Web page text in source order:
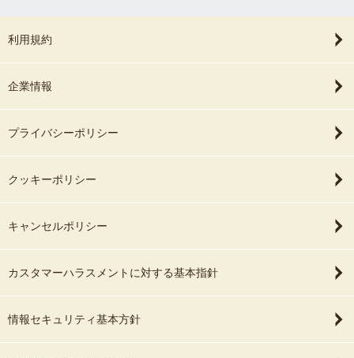
利用規約
企業情報
プライバシーポリシー
クッキーポリシー
キャンセルポリシー
カスタマーハラスメントに対する基本指針
情報セキュリティ基本方針